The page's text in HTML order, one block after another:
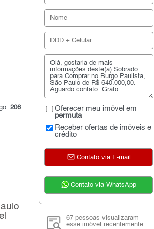
206
Oferecer meu imóvel em
permuta
Receber ofertas de imóveis e
crédito
Contato via E-mail
Contato via WhatsApp
67 pessoas visualizaram
esse imóvel recentemente